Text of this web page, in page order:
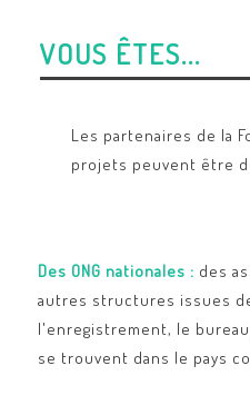
VOUS ÊTES...
Les partenaires de la
projets peuvent être
Des ONG nationales : des
autres structures issues
l'enregistrement, le
se trouvent dans le pays